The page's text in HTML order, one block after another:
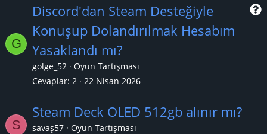
G
S
Discord'dan Steam Desteğiyle
Konuşup Dolandırılmak Hesabım
Yasaklandı mı?
golge_52
Oyun Tartışması
Cevaplar 2 22 Nisan 2026
S
Steam Deck OLED 512gb alınır mı?
savaş57
Oyun Tartışması